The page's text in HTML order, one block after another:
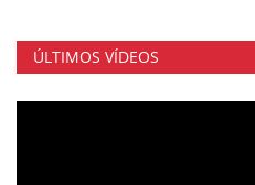
ÚLTIMOS VÍDEOS